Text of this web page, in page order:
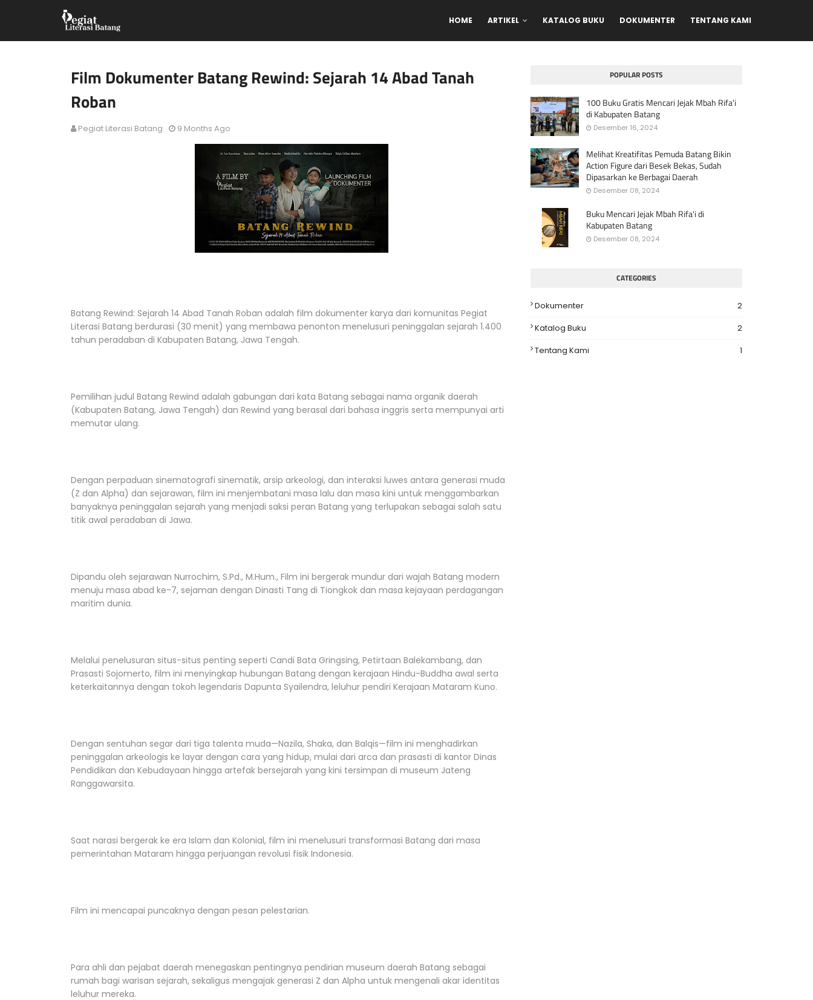
HOME ARTIKEL KATALOG BUKU DOKUMENTER TENTANG KAMI
Film Dokumenter Batang Rewind: Sejarah 14 Abad Tanah
Roban
Pegiat Literasi Batang 9 Months Ago
Batang Rewind: Sejarah 14 Abad Tanah Roban adalah film dokumenter karya dari komunitas Pegiat
Literasi Batang berdurasi (30 menit) yang membawa penonton menelusuri peninggalan sejarah 1.400
tahun peradaban di Kabupaten Batang, Jawa Tengah.
Pemilihan judul Batang Rewind adalah gabungan dari kata Batang sebagai nama organik daerah
(Kabupaten Batang, Jawa Tengah) dan Rewind yang berasal dari bahasa inggris serta mempunyai arti
memutar ulang.
Dengan perpaduan sinematografi sinematik, arsip arkeologi, dan interaksi luwes antara generasi muda
(Z dan Alpha) dan sejarawan, film ini menjembatani masa lalu dan masa kini untuk menggambarkan
banyaknya peninggalan sejarah yang menjadi saksi peran Batang yang terlupakan sebagai salah satu
titik awal peradaban di Jawa.
Dipandu oleh sejarawan Nurrochim, S.Pd., M.Hum., Film ini bergerak mundur dari wajah Batang modern
menuju masa abad ke-7, sejaman dengan Dinasti Tang di Tiongkok dan masa kejayaan perdagangan
maritim dunia.
Melalui penelusuran situs-situs penting seperti Candi Bata Gringsing, Petirtaan Balekambang, dan
Prasasti Sojomerto, film ini menyingkap hubungan Batang dengan kerajaan Hindu-Buddha awal serta
keterkaitannya dengan tokoh legendaris Dapunta Syailendra, leluhur pendiri Kerajaan Mataram Kuno.
Dengan sentuhan segar dari tiga talenta muda—Nazila, Shaka, dan Balqis—film ini menghadirkan
peninggalan arkeologis ke layar dengan cara yang hidup, mulai dari arca dan prasasti di kantor Dinas
Pendidikan dan Kebudayaan hingga artefak bersejarah yang kini tersimpan di museum Jateng
Ranggawarsita.
Saat narasi bergerak ke era Islam dan Kolonial, film ini menelusuri transformasi Batang dari masa
pemerintahan Mataram hingga perjuangan revolusi fisik Indonesia.
Film ini mencapai puncaknya dengan pesan pelestarian.
Para ahli dan pejabat daerah menegaskan pentingnya pendirian museum daerah Batang sebagai
rumah bagi warisan sejarah, sekaligus mengajak generasi Z dan Alpha untuk mengenali akar identitas
leluhur mereka.
POPULAR POSTS
100 Buku Gratis Mencari Jejak Mbah Rifa'i
di Kabupaten Batang
Desember 16, 2024
Melihat Kreatifitas Pemuda Batang Bikin
Action Figure dari Besek Bekas, Sudah
Dipasarkan ke Berbagai Daerah
Desember 08, 2024
Buku Mencari Jejak Mbah Rifa'i di
Kabupaten Batang
Desember 08, 2024
CATEGORIES
Dokumenter
2
Katalog Buku
2
Tentang Kami
1